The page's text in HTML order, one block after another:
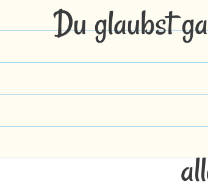
Du glaubst